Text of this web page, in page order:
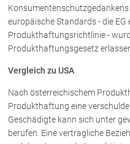
europäische Standards - die EG
Produkthaftungsrichtlinie -
Produkthaftungsgesetz
Vergleich zu USA
Nach österreichischem
Produkthaftung eine
Geschädigte kann sich unter
berufen. Eine vertragliche